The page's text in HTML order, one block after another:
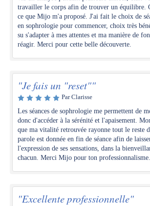
travailler le corps afin de trouver un équilibre.
ce que Mijo m'a proposé. J'ai fait le choix de
en sophrologie pour commencer, choix très
su s'adapter à mes attentes et ma manière de
réagir. Merci pour cette belle découverte.
"Je fais un "reset""
Par Clarisse
Les séances de sophrologie me permettent de
donc d'accéder à la sérénité et l'apaisement.
que ma vitalité retrouvée rayonne tout le reste
parole est donnée en fin de séance afin de
l'expression de ses sensations, dans la
chacun. Merci Mijo pour ton professionnalisme.
"Excellente professionnelle"